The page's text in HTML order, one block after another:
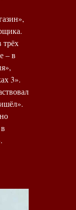
трёх
– в
3».